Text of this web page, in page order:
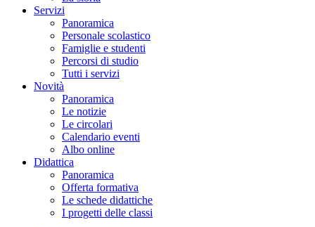
Servizi
Panoramica
Personale scolastico
Famiglie e studenti
Percorsi di studio
Tutti i servizi
Novità
Panoramica
Le notizie
Le circolari
Calendario eventi
Albo online
Didattica
Panoramica
Offerta formativa
Le schede didattiche
I progetti delle classi